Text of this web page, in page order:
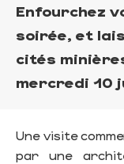
Enfourchez
soirée, et
cités
mercredi 10
Une visite
par une